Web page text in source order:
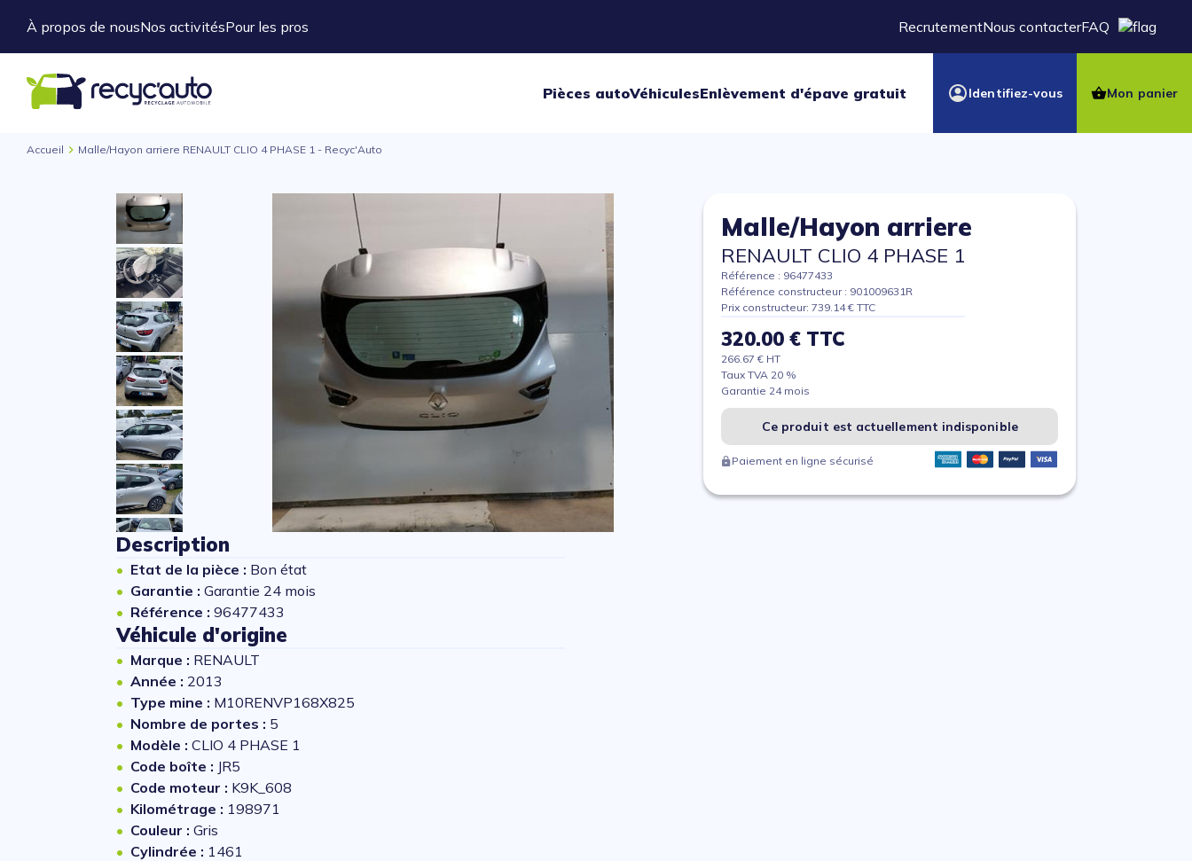
À propos de nousNos activitésPour les pros RecrutementNous contacterFAQ
Pièces autoVéhiculesEnlèvement d'épave gratuit Identifiez-vous Mon panier
Accueil Malle/Hayon arriere RENAULT CLIO 4 PHASE 1 - Recyc'Auto
Description
Etat de la pièce : Bon état
Garantie : Garantie 24 mois
Référence : 96477433
Véhicule d'origine
Marque : RENAULT
Année : 2013
Type mine : M10RENVP168X825
Nombre de portes : 5
Modèle : CLIO 4 PHASE 1
Code boîte : JR5
Code moteur : K9K_608
Kilométrage : 198971
Couleur : Gris
Cylindrée : 1461
Malle/Hayon arriere
RENAULT CLIO 4 PHASE 1
Référence : 96477433
Référence constructeur : 901009631R
Prix constructeur: 739.14 € TTC
320.00 € TTC
266.67 € HT
Taux TVA 20 %
Garantie 24 mois
Ce produit est actuellement indisponible
Paiement en ligne sécurisé